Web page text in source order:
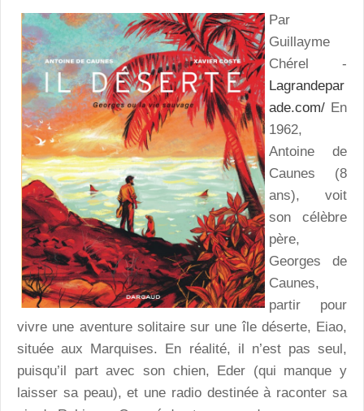
Par
Guillayme
Chérel -
Lagrandepar
ade.com/ En
1962,
Antoine de
Caunes (8
ans), voit
son célèbre
père,
Georges de
Caunes,
partir pour
vivre une aventure solitaire sur une île déserte, Eiao,
située aux Marquises. En réalité, il n’est pas seul,
puisqu’il part avec son chien, Eder (qui manque y
laisser sa peau), et une radio destinée à raconter sa